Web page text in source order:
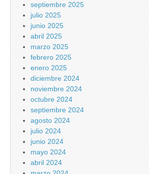
septiembre 2025
julio 2025
junio 2025
abril 2025
marzo 2025
febrero 2025
enero 2025
diciembre 2024
noviembre 2024
octubre 2024
septiembre 2024
agosto 2024
julio 2024
junio 2024
mayo 2024
abril 2024